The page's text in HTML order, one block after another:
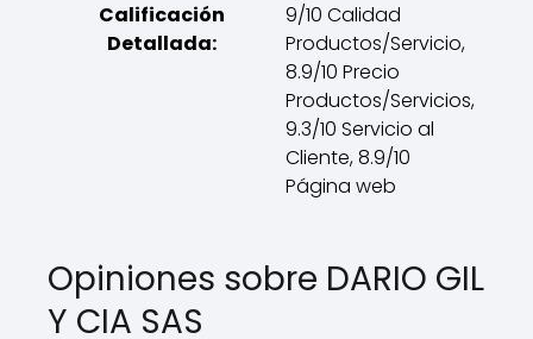
Calificación
Detallada:
9/10 Calidad
Productos/Servicio,
8.9/10 Precio
Productos/Servicios,
9.3/10 Servicio al
Cliente, 8.9/10
Página web
Opiniones sobre DARIO GIL
Y CIA SAS